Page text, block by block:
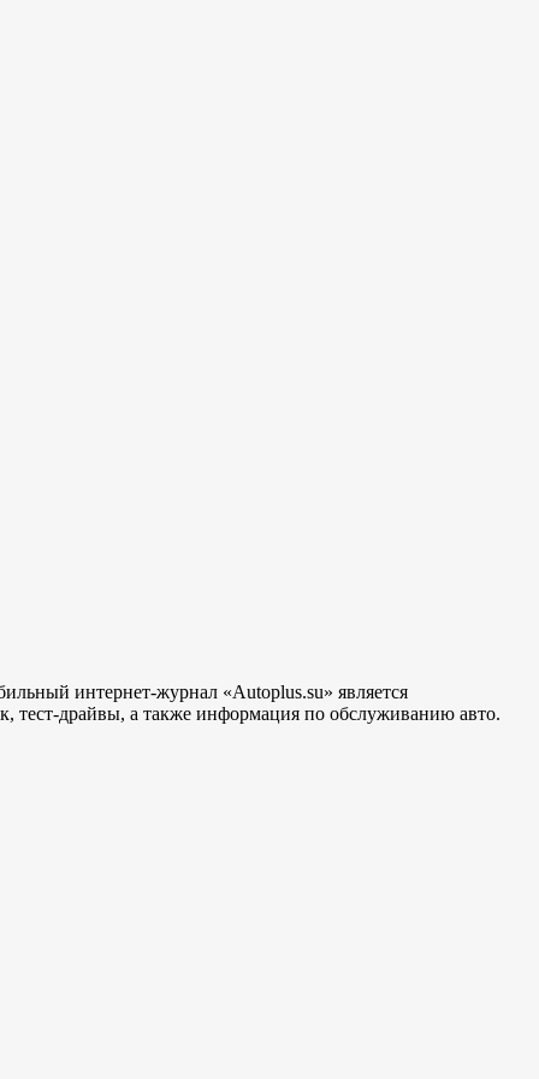
интернет-журнал «Autoplus.su» является
тест-драйвы, а также информация по обслуживанию авто.